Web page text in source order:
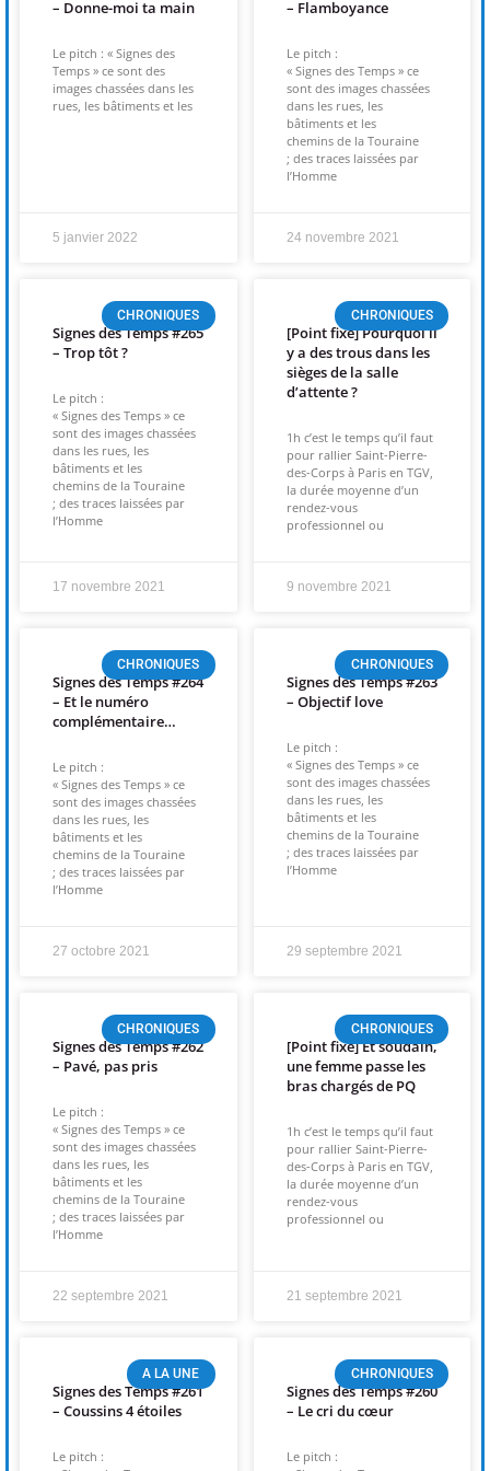
Tonnellé » : le nouveau président de l’US Tours Rugby voit
– Donne-moi ta main
Le pitch : « Signes des
Temps » ce sont des
images chassées dans les
rues, les bâtiments et les
5 janvier 2022
– Flamboyance
Le pitch :
« Signes des Temps » ce
sont des images chassées
dans les rues, les
bâtiments et les
chemins de la Touraine
; des traces laissées par
l’Homme
24 novembre 2021
CHRONIQUES
Signes des Temps #265
– Trop tôt ?
Le pitch :
« Signes des Temps » ce
sont des images chassées
dans les rues, les
bâtiments et les
chemins de la Touraine
; des traces laissées par
l’Homme
17 novembre 2021
CHRONIQUES
[Point fixe] Pourquoi il
y a des trous dans les
sièges de la salle
d’attente ?
1h c’est le temps qu’il faut
pour rallier Saint-Pierre-
des-Corps à Paris en TGV,
la durée moyenne d’un
rendez-vous
professionnel ou
9 novembre 2021
CHRONIQUES
Signes des Temps #264
– Et le numéro
complémentaire…
Le pitch :
« Signes des Temps » ce
sont des images chassées
dans les rues, les
bâtiments et les
chemins de la Touraine
; des traces laissées par
l’Homme
27 octobre 2021
CHRONIQUES
Signes des Temps #263
– Objectif love
Le pitch :
« Signes des Temps » ce
sont des images chassées
dans les rues, les
bâtiments et les
chemins de la Touraine
; des traces laissées par
l’Homme
29 septembre 2021
CHRONIQUES
Signes des Temps #262
– Pavé, pas pris
Le pitch :
« Signes des Temps » ce
sont des images chassées
dans les rues, les
bâtiments et les
chemins de la Touraine
; des traces laissées par
l’Homme
22 septembre 2021
CHRONIQUES
[Point fixe] Et soudain,
une femme passe les
bras chargés de PQ
1h c’est le temps qu’il faut
pour rallier Saint-Pierre-
des-Corps à Paris en TGV,
la durée moyenne d’un
rendez-vous
professionnel ou
21 septembre 2021
A LA UNE
Signes des Temps #261
– Coussins 4 étoiles
Le pitch :
CHRONIQUES
Signes des Temps #260
– Le cri du cœur
Le pitch :